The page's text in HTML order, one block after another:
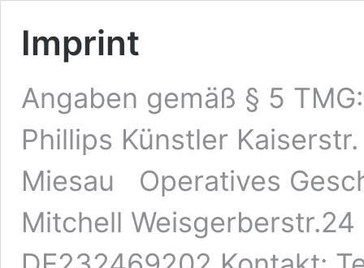
Imprint
Angaben gemäß § 5
Phillips Künstler
Miesau Operatives
Mitchell